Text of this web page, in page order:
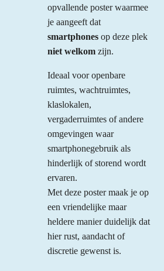
opvallende poster waarmee
je aangeeft dat
smartphones op deze plek
niet welkom zijn.
Ideaal voor openbare
ruimtes, wachtruimtes,
klaslokalen,
vergaderruimtes of andere
omgevingen waar
smartphonegebruik als
hinderlijk of storend wordt
ervaren.
Met deze poster maak je op
een vriendelijke maar
heldere manier duidelijk dat
hier rust, aandacht of
discretie gewenst is.